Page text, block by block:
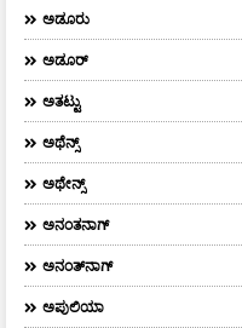
ಅಡೂರು
ಅಡೂರ್
ಅತಟ್ಟು
ಅಥೆನ್ಸ್
ಅಥೇನ್ಸ್‌
ಅನಂತನಾಗ್
ಅನಂತ್‌ನಾಗ್‌
ಅಪುಲಿಯಾ